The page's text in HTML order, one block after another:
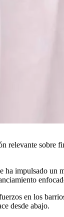
relevante sobre
impulsado un
en los
desde abajo.